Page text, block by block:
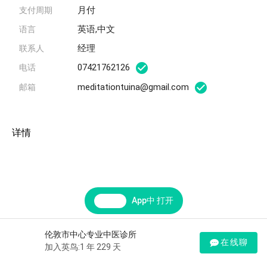
支付周期 月付
语言 英语,中文
联系人 经理
电话 07421762126
邮箱 meditationtuina@gmail.com
详情
App中 打开
伦敦市中心专业中医诊所
加入英鸟:1 年 229 天
在线聊